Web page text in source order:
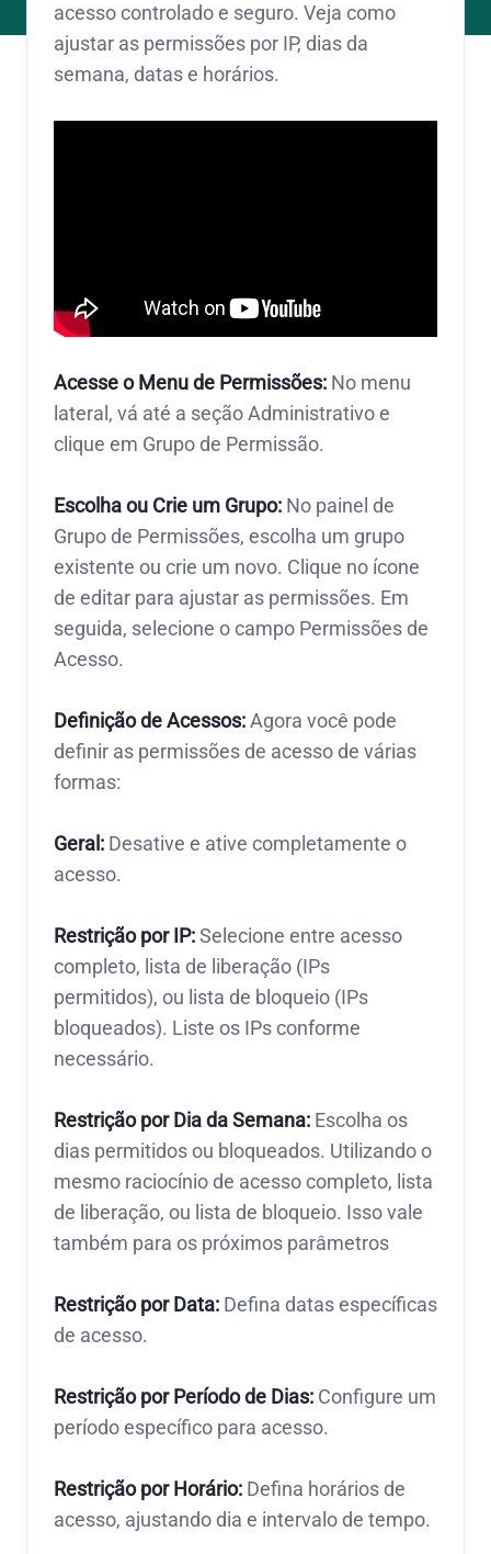
acesso controlado e seguro. Veja como
ajustar as permissões por IP, dias da
semana, datas e horários.
Acesse o Menu de Permissões: No menu
lateral, vá até a seção Administrativo e
clique em Grupo de Permissão.
Escolha ou Crie um Grupo: No painel de
Grupo de Permissões, escolha um grupo
existente ou crie um novo. Clique no ícone
de editar para ajustar as permissões. Em
seguida, selecione o campo Permissões de
Acesso.
Definição de Acessos:Agora você pode
definir as permissões de acesso de várias
formas:
Geral: Desative e ative completamente o
acesso.
Restrição por IP:Selecione entre acesso
completo, lista de liberação (IPs
permitidos), ou lista de bloqueio (IPs
bloqueados). Liste os IPs conforme
necessário.
Restrição por Dia da Semana: Escolha os
dias permitidos ou bloqueados. Utilizando o
mesmo raciocínio de acesso completo, lista
de liberação, ou lista de bloqueio. Isso vale
também para os próximos parâmetros
Restrição por Data: Defina datas específicas
de acesso.
Restrição por Período de Dias: Configure um
período específico para acesso.
Restrição por Horário: Defina horários de
acesso, ajustando dia e intervalo de tempo.